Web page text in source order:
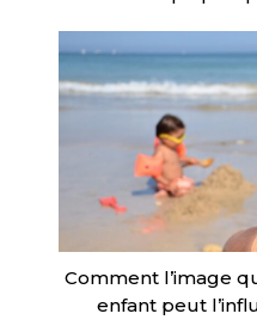
Comment l’image
enfant peut